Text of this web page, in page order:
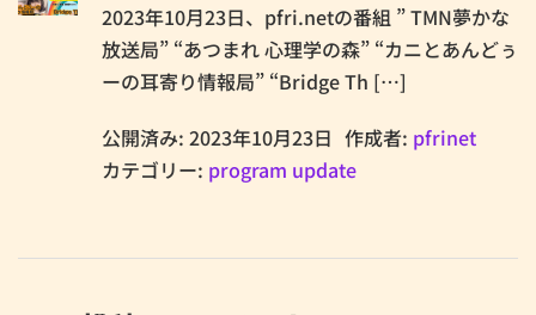
2023年10月23日、pfri.netの番組 ” TMN夢かな
放送局” “あつまれ 心理学の森” “カニとあんどぅ
ーの耳寄り情報局” “Bridge Th […]
公開済み: 2023年10月23日 作成者: pfrinet
カテゴリー: program update